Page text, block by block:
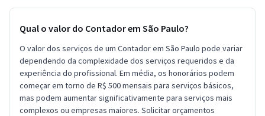
Qual o valor do Contador em São Paulo?
O valor dos serviços de um Contador em São Paulo pode variar
dependendo da complexidade dos serviços requeridos e da
experiência do profissional. Em média, os honorários podem
começar em torno de R$ 500 mensais para serviços básicos,
mas podem aumentar significativamente para serviços mais
complexos ou empresas maiores. Solicitar orçamentos